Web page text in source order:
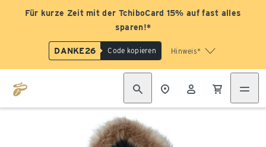
Für kurze Zeit mit der TchiboCard 15% auf fast alles
sparen!*
DANKE26 Code kopieren Hinweis*